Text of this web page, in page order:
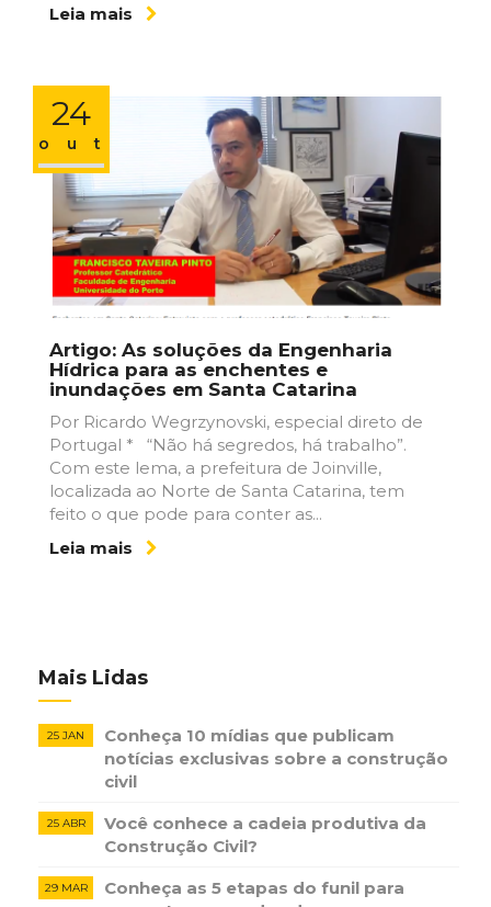
Leia mais
24
out
Artigo: As soluções da Engenharia
Hídrica para as enchentes e
inundações em Santa Catarina
Por Ricardo Wegrzynovski, especial direto de
Portugal * “Não há segredos, há trabalho”.
Com este lema, a prefeitura de Joinville,
localizada ao Norte de Santa Catarina, tem
feito o que pode para conter as...
Leia mais
Mais Lidas
25 JAN
Conheça 10 mídias que publicam
notícias ​exclusivas sobre​ ​a construção​ ​
civil
25 ABR
Você conhece a cadeia produtiva da
Construção Civil?
29 MAR
Conheça as 5 etapas do funil para